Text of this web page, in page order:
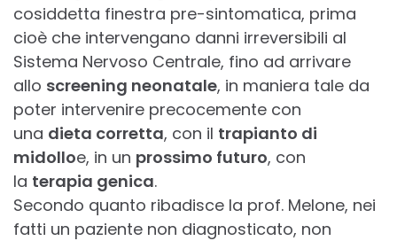
cosiddetta finestra pre-sintomatica, prima
cioè che intervengano danni irreversibili al
Sistema Nervoso Centrale, fino ad arrivare
allo screening neonatale, in maniera tale da
poter intervenire precocemente con
una dieta corretta, con il trapianto di
midolloe, in un prossimo futuro, con
la terapia genica.
Secondo quanto ribadisce la prof. Melone, nei
fatti un paziente non diagnosticato, non